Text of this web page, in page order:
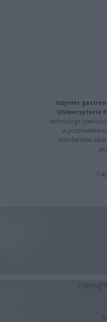
Inżynier
Uniwersytecie
technologii
w
standardów